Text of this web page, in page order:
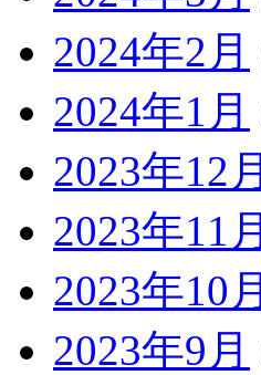
2024年2月
2024年1月
2023年12月
2023年11月
2023年10月
2023年9月